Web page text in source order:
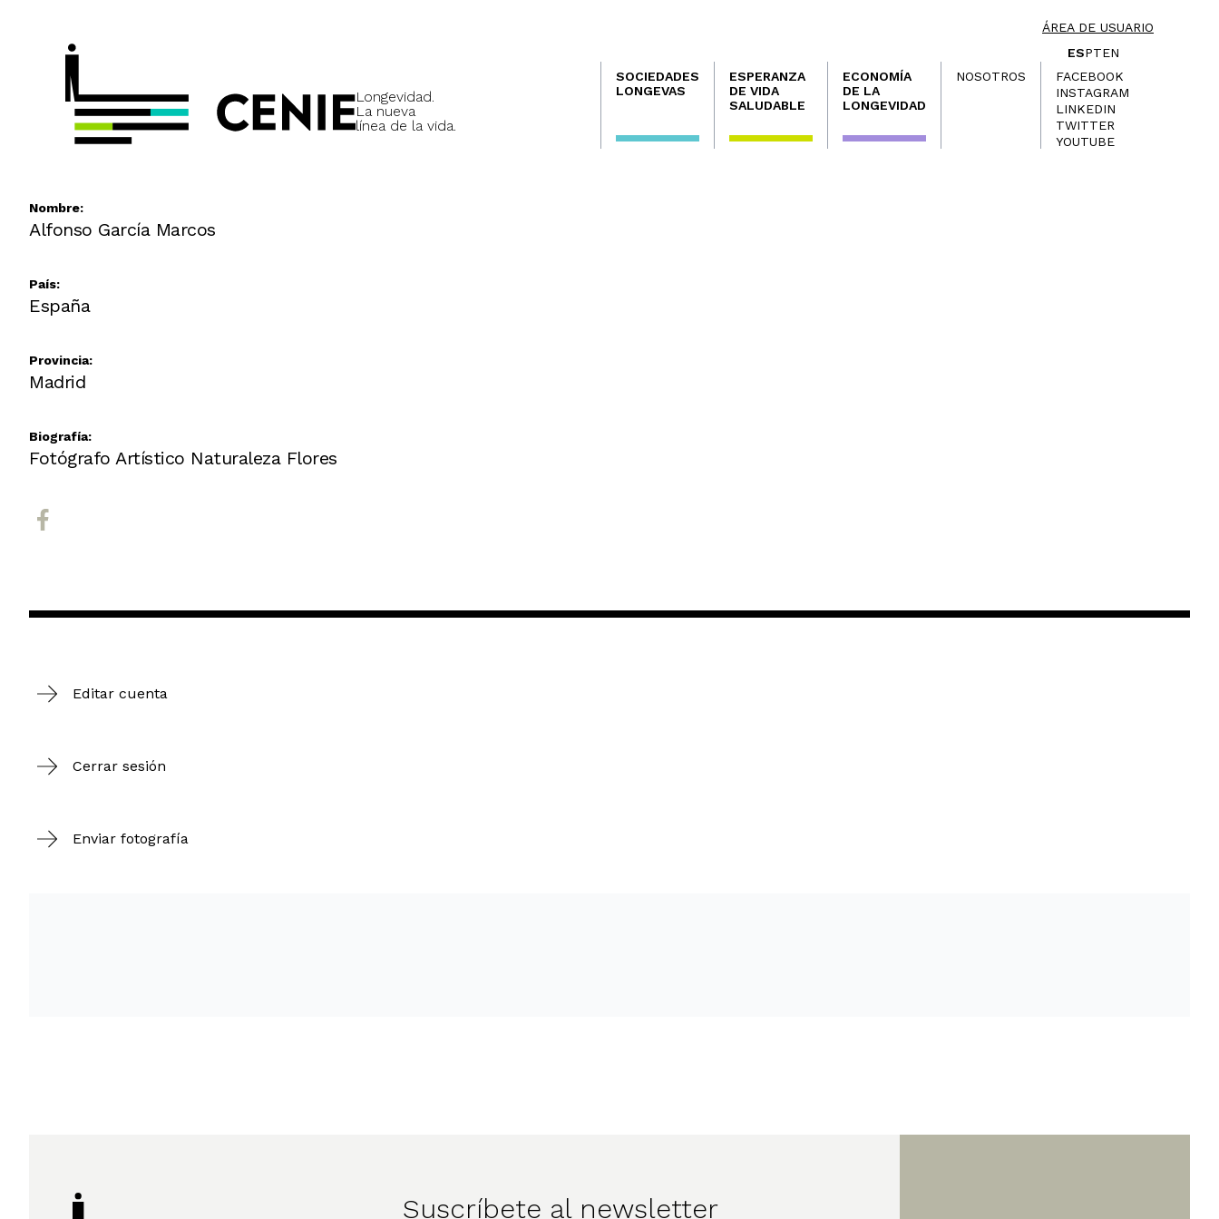
ÁREA DE USUARIO
Longevidad.
La nueva
línea de la vida.
ESPTEN
Navegación
principal
SOCIEDADES
LONGEVAS
ESPERANZA
DE VIDA
SALUDABLE
ECONOMÍA
DE LA
LONGEVIDAD
NOSOTROS
FACEBOOK
INSTAGRAM
LINKEDIN
TWITTER
YOUTUBE
Nombre:
Alfonso García Marcos
País:
España
Provincia:
Madrid
Biografía:
Fotógrafo Artístico Naturaleza Flores
Editar cuenta
Cerrar sesión
Enviar fotografía
Suscríbete al newsletter